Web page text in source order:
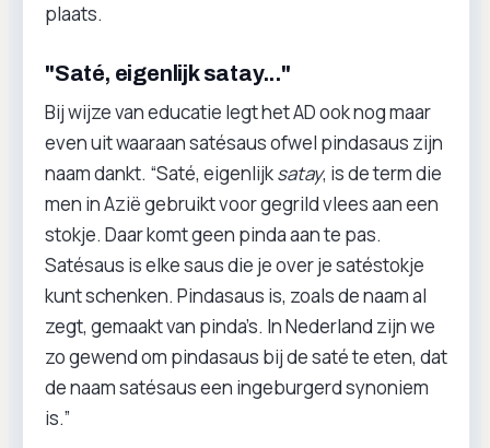
plaats.
"Saté, eigenlijk satay..."
Bij wijze van educatie legt het AD ook nog maar
even uit waaraan satésaus ofwel pindasaus zijn
naam dankt. “Saté, eigenlijksatay, is de term die
men in Azië gebruikt voor gegrild vlees aan een
stokje. Daar komt geen pinda aan te pas.
Satésaus is elke saus die je over je satéstokje
kunt schenken. Pindasaus is, zoals de naam al
zegt, gemaakt van pinda’s. In Nederland zijn we
zo gewend om pindasaus bij de saté te eten, dat
de naam satésaus een ingeburgerd synoniem
is.”